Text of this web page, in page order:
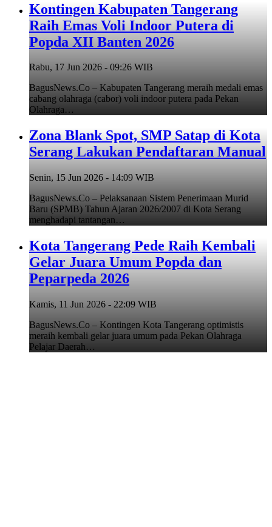
Kontingen Kabupaten Tangerang
Raih Emas Voli Indoor Putera di
Popda XII Banten 2026
Rabu, 17 Jun 2026 - 09:26 WIB
BagusNews.Co – Kabupaten Tangerang meraih medali emas
cabang olahraga (cabor) voli indoor putera pada Pekan
Olahraga…
Zona Blank Spot, SMP Satap di Kota
Serang Lakukan Pendaftaran Manual
Senin, 15 Jun 2026 - 14:09 WIB
BagusNews.Co – Pelaksanaan Sistem Penerimaan Murid
Baru (SPMB) Tahun Ajaran 2026/2007 di Kota Serang
menghadapi tantangan…
Kota Tangerang Pede Raih Kembali
Gelar Juara Umum Popda dan
Peparpeda 2026
Kamis, 11 Jun 2026 - 22:09 WIB
BagusNews.Co – Kontingen Kota Tangerang optimistis
meraih kembali gelar juara umum pada Pekan Olahraga
Pelajar Daerah…